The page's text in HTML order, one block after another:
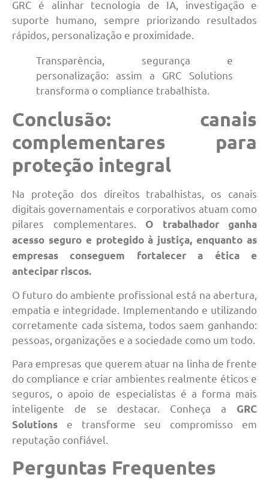
GRC é alinhar tecnologia de IA, investigação e
suporte humano, sempre priorizando resultados
rápidos, personalização e proximidade.
Transparência, segurança e
personalização: assim a GRC Solutions
transforma o compliance trabalhista.
Conclusão: canais
complementares para
proteção integral
Na proteção dos direitos trabalhistas, os canais
digitais governamentais e corporativos atuam como
pilares complementares. O trabalhador ganha
acesso seguro e protegido à justiça, enquanto as
empresas conseguem fortalecer a ética e
antecipar riscos.
O futuro do ambiente profissional está na abertura,
empatia e integridade. Implementando e utilizando
corretamente cada sistema, todos saem ganhando:
pessoas, organizações e a sociedade como um todo.
Para empresas que querem atuar na linha de frente
do compliance e criar ambientes realmente éticos e
seguros, o apoio de especialistas é a forma mais
inteligente de se destacar. Conheça a GRC
Solutions e transforme seu compromisso em
reputação confiável.
Perguntas Frequentes